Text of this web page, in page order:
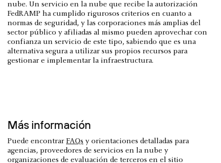
nube. Un servicio en la nube que recibe la autorización
FedRAMP ha cumplido rigurosos criterios en cuanto a
normas de seguridad, y las corporaciones más amplias del
sector público y afiliadas al mismo pueden aprovechar con
confianza un servicio de este tipo, sabiendo que es una
alternativa segura a utilizar sus propios recursos para
gestionar e implementar la infraestructura.
Más información
Puede encontrar FAQs y orientaciones detalladas para
agencias, proveedores de servicios en la nube y
organizaciones de evaluación de terceros en el sitio